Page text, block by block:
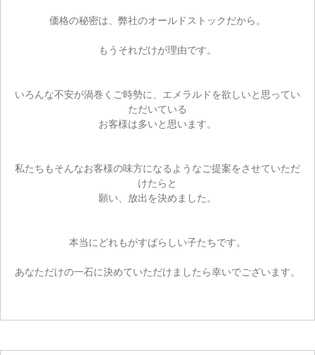
価格の秘密は、弊社のオールドストックだから。
もうそれだけが理由です。
いろんな不安が渦巻くご時勢に、エメラルドを欲しいと思ってい
ただいている
お客様は多いと思います。
私たちもそんなお客様の味方になるようなご提案をさせていただ
けたらと
願い、放出を決めました。
本当にどれもがすばらしい子たちです。
あなただけの一石に決めていただけましたら幸いでございます。